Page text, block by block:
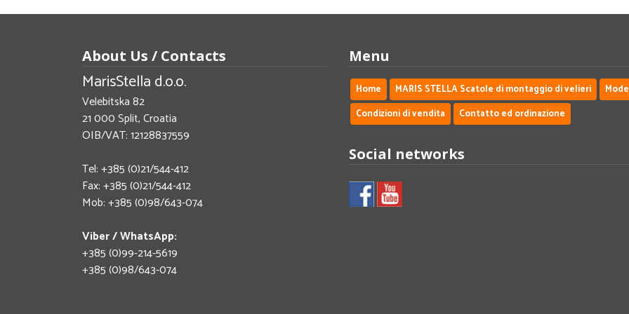
About Us / Contacts
MarisStella d.o.o.
Velebitska 82
21 000 Split, Croatia
OIB/VAT: 12128837559
Tel: +385 (0)21/544-412
Fax: +385 (0)21/544-412
Mob: +385 (0)98/643-074
Viber / WhatsApp:
+385 (0)99-214-5619
+385 (0)98/643-074
Menu
Home MARIS STELLA Scatole di montaggio di velieri
Condizioni di vendita
Contatto ed ordinazione
Social networks